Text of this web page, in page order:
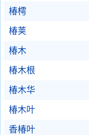
椿樗
椿荚
椿木
椿木根
椿木华
椿木叶
香椿叶